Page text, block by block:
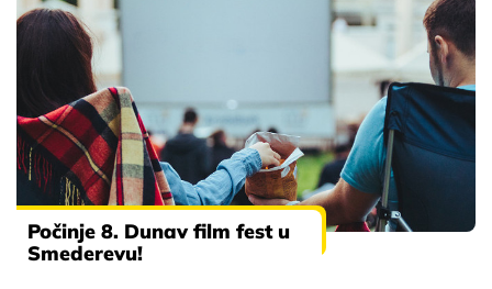
Počinje 8. Dunav film fest u
Smederevu!